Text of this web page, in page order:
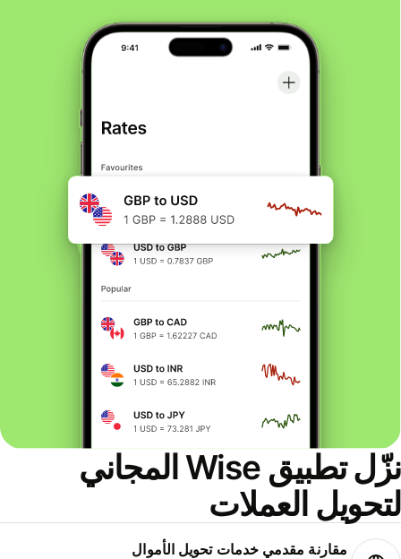
نزّل تطبيق Wise المجاني
العملات
مقارنة مقدمي خدمات تحويل الأموال